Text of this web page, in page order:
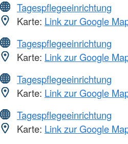
Tagespflegeeinrichtung
Karte: Link zur Google
Tagespflegeeinrichtung
Karte: Link zur Google
Tagespflegeeinrichtung
Karte: Link zur Google
Tagespflegeeinrichtung
Karte: Link zur Google